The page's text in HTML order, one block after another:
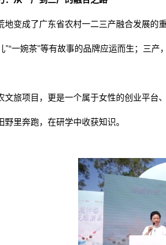
地变成了广东省农村一二三产融合发展
”“一婉茶”等有故事的品牌应运而生；三
文旅项目，更是一个属于女性的创业平台
里奔跑，在研学中收获知识。